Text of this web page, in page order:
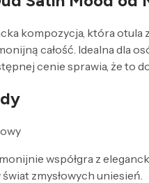
kompozycja, która otula
całość. Idealna
cenie sprawia, że to
współgra z
zmysłowych uniesień.